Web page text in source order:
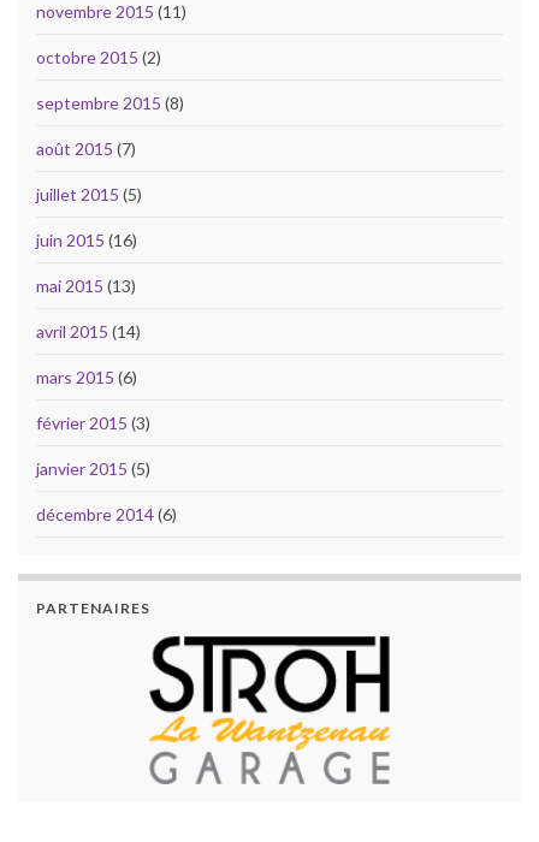
novembre 2015 (11)
octobre 2015 (2)
septembre 2015 (8)
août 2015 (7)
juillet 2015 (5)
juin 2015 (16)
mai 2015 (13)
avril 2015 (14)
mars 2015 (6)
février 2015 (3)
janvier 2015 (5)
décembre 2014(6)
PARTENAIRES